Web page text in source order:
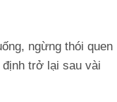
ngừng thói quen
trở lại sau vài